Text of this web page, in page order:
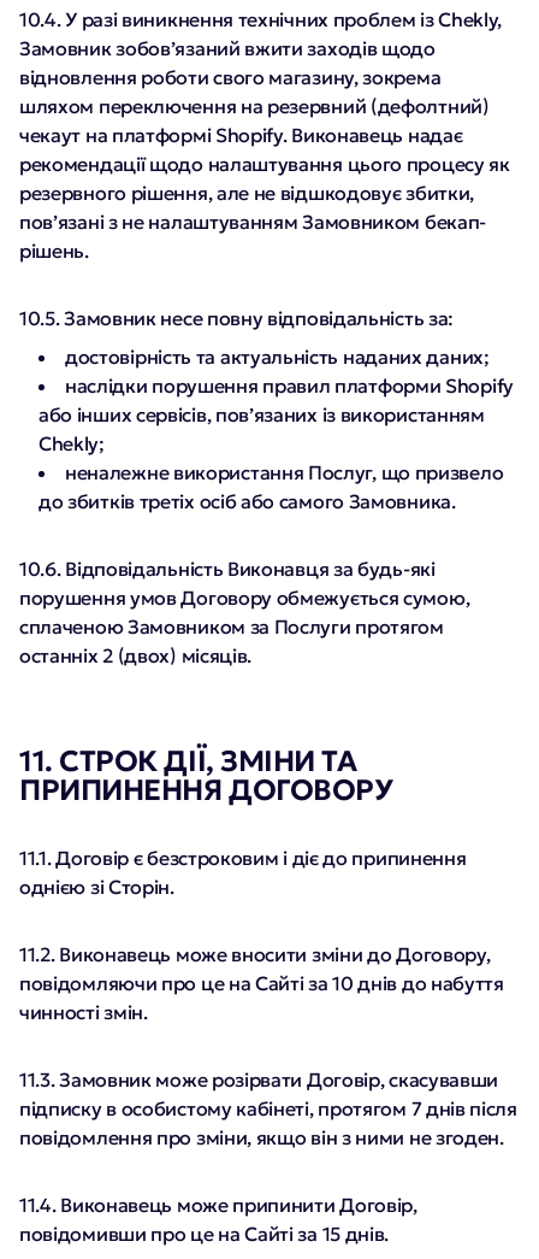
10.4. У разі виникнення технічних проблем із Chekly,
Замовник зобов’язаний вжити заходів щодо
відновлення роботи свого магазину, зокрема
шляхом переключення на резервний (дефолтний)
чекаут на платформі Shopify. Виконавець надає
рекомендації щодо налаштування цього процесу як
резервного рішення, але не відшкодовує збитки,
пов’язані з не налаштуванням Замовником бекап-
рішень.
10.5. Замовник несе повну відповідальність за:
достовірність та актуальність наданих даних;
наслідки порушення правил платформи Shopify
або інших сервісів, пов’язаних із використанням
Chekly;
неналежне використання Послуг, що призвело
до збитків третіх осіб або самого Замовника.
10.6. Відповідальність Виконавця за будь-які
порушення умов Договору обмежується сумою,
сплаченою Замовником за Послуги протягом
останніх 2 (двох) місяців.
11. СТРОК ДІЇ, ЗМІНИ ТА
ПРИПИНЕННЯ ДОГОВОРУ
11.1. Договір є безстроковим і діє до припинення
однією зі Сторін.
11.2. Виконавець може вносити зміни до Договору,
повідомляючи про це на Сайті за 10 днів до набуття
чинності змін.
11.3. Замовник може розірвати Договір, скасувавши
підписку в особистому кабінеті, протягом 7 днів після
повідомлення про зміни, якщо він з ними не згоден.
11.4. Виконавець може припинити Договір,
повідомивши про це на Сайті за 15 днів.